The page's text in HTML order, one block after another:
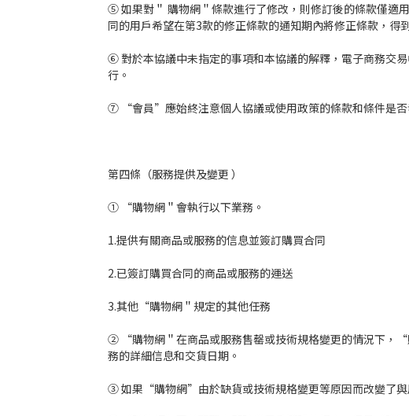
⑤ 如果對＂ 購物網＂條款進行了修改，則修訂後的條款僅適
同的用戶希望在第3款的修正條款的通知期內將修正條款，得
⑥ 對於本協議中未指定的事項和本協議的解釋，電子商務交
行。
⑦ “會員”應始終注意個人協議或使用政策的條款和條件是否
第四條（服務提供及變更 ）
① “購物網＂會執行以下業務。
1.提供有關商品或服務的信息並簽訂購買合同
2.已簽訂購買合同的商品或服務的運送
3.其他“購物網＂規定的其他任務
② “購物網＂在商品或服務售罄或技術規格變更的情況下，
務的詳細信息和交貨日期。
③ 如果“購物網”由於缺貨或技術規格變更等原因而改變了與